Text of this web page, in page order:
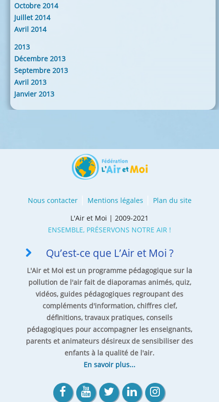
Octobre 2014
Juillet 2014
Avril 2014
2013
Décembre 2013
Septembre 2013
Avril 2013
Janvier 2013
Nous contacter Mentions légales
Plan du site
L'Air et Moi | 2009-2021
ENSEMBLE, PRÉSERVONS NOTRE AIR !
Qu’est-ce que L’Air et Moi ?
L'Air et Moi est un programme pédagogique sur la
pollution de l'air fait de diaporamas animés, quiz,
vidéos, guides pédagogiques regroupant des
compléments d'information, chiffres clef,
définitions, travaux pratiques, conseils
pédagogiques pour accompagner les enseignants,
parents et animateurs désireux de sensibiliser des
enfants à la qualité de l'air.
En savoir plus...